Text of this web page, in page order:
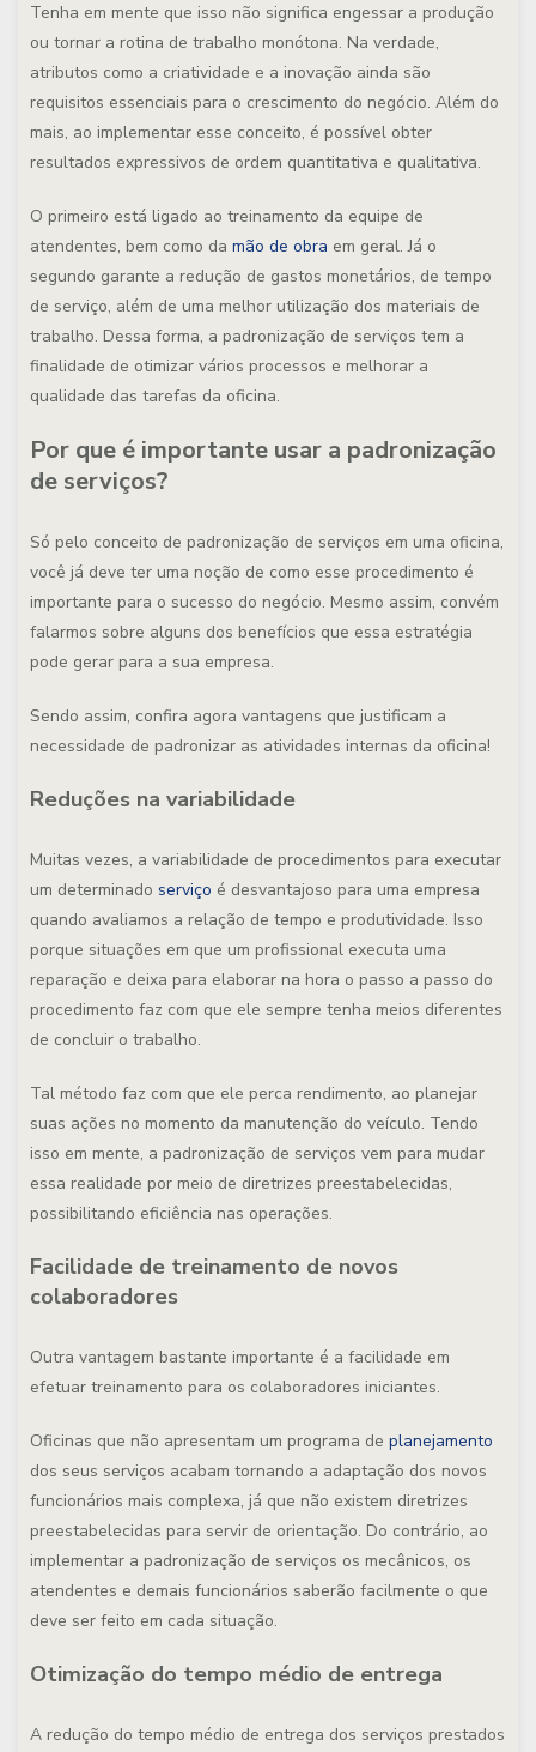
Tenha em mente que isso não significa engessar a produção
ou tornar a rotina de trabalho monótona. Na verdade,
atributos como a criatividade e a inovação ainda são
requisitos essenciais para o crescimento do negócio. Além do
mais, ao implementar esse conceito, é possível obter
resultados expressivos de ordem quantitativa e qualitativa.
O primeiro está ligado ao treinamento da equipe de
atendentes, bem como da mão de obra em geral. Já o
segundo garante a redução de gastos monetários, de tempo
de serviço, além de uma melhor utilização dos materiais de
trabalho. Dessa forma, a padronização de serviços tem a
finalidade de otimizar vários processos e melhorar a
qualidade das tarefas da oficina.
Por que é importante usar a padronização
de serviços?
Só pelo conceito de padronização de serviços em uma oficina,
você já deve ter uma noção de como esse procedimento é
importante para o sucesso do negócio. Mesmo assim, convém
falarmos sobre alguns dos benefícios que essa estratégia
pode gerar para a sua empresa.
Sendo assim, confira agora vantagens que justificam a
necessidade de padronizar as atividades internas da oficina!
Reduções na variabilidade
Muitas vezes, a variabilidade de procedimentos para executar
um determinado serviço é desvantajoso para uma empresa
quando avaliamos a relação de tempo e produtividade. Isso
porque situações em que um profissional executa uma
reparação e deixa para elaborar na hora o passo a passo do
procedimento faz com que ele sempre tenha meios diferentes
de concluir o trabalho.
Tal método faz com que ele perca rendimento, ao planejar
suas ações no momento da manutenção do veículo. Tendo
isso em mente, a padronização de serviços vem para mudar
essa realidade por meio de diretrizes preestabelecidas,
possibilitando eficiência nas operações.
Facilidade de treinamento de novos
colaboradores
Outra vantagem bastante importante é a facilidade em
efetuar treinamento para os colaboradores iniciantes.
Oficinas que não apresentam um programa de planejamento
dos seus serviços acabam tornando a adaptação dos novos
funcionários mais complexa, já que não existem diretrizes
preestabelecidas para servir de orientação. Do contrário, ao
implementar a padronização de serviços os mecânicos, os
atendentes e demais funcionários saberão facilmente o que
deve ser feito em cada situação.
Otimização do tempo médio de entrega
A redução do tempo médio de entrega dos serviços prestados